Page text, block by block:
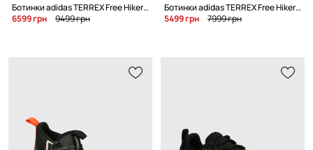
Ботинки adidas TERREX Free Hiker 2 W
6599 грн
9499 грн
Ботинки adidas TERREX Free Hiker 2 Low W
5499 грн
7999 грн